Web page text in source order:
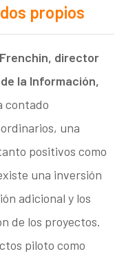
propios
director
la Información,
contado
una
positivos como
una inversión
adicional y los
de los proyectos.
piloto como